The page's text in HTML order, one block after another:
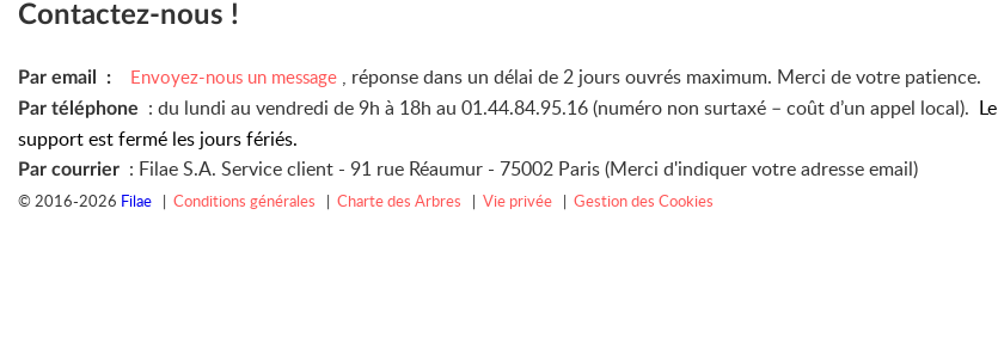
Contactez-nous !
Par email : Envoyez-nous un message , réponse dans un délai de 2 jours ouvrés maximum. Merci de votre patience.
Par téléphone : du lundi au vendredi de 9h à 18h au 01.44.84.95.16 (numéro non surtaxé – coût d’un appel local). Le
support est fermé les jours fériés.
Par courrier : Filae S.A. Service client - 91 rue Réaumur - 75002 Paris (Merci d'indiquer votre adresse email)
© 2016-2026 Filae | Conditions générales | Charte des Arbres | Vie privée | Gestion des Cookies